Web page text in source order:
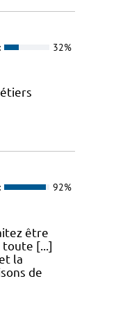
32%
92%
être
[...]
la
de